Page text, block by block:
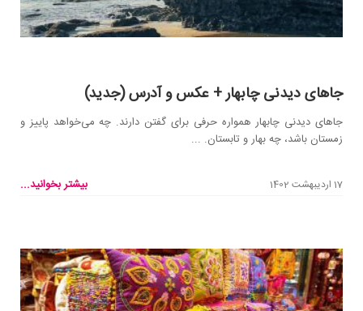
جاهای دیدنی چابهار + عکس و آدرس (جدید)
جاهای دیدنی چابهار همواره حرفی برای گفتن دارند. چه می‌خواهد پاییز و
زمستان باشد، چه بهار و تابستان. ...
17 اردیبهشت 1402 بیشتر بخوانید...